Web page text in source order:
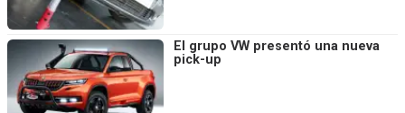
El grupo VW presentó una nueva
pick-up